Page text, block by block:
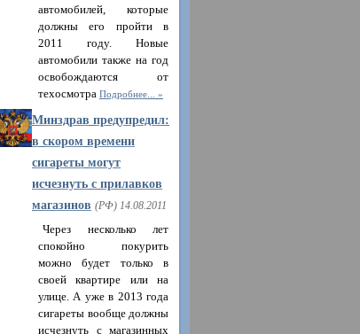
автомобилей, которые
должны его пройти в
2011 году. Новые
автомобили также на год
освобождаются от
техосмотра Подробнее...
Минздрав предупредил:
в скором времени
сигареты могут
исчезнуть с прилавков
магазинов (РФ) 14.08.2011
Через несколько лет
спокойно покурить
можно будет только в
своей квартире или на
улице. А уже в 2013 года
сигареты вообще должны
исчезнуть с магазинных